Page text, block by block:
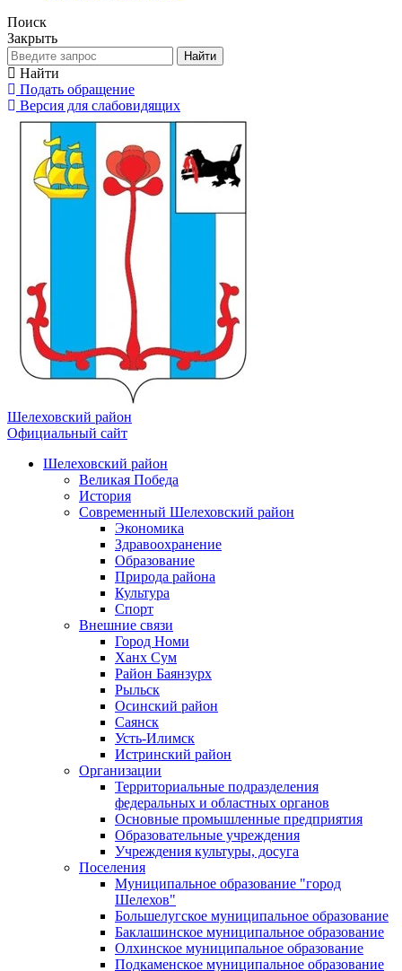
Поиск
Закрыть
Найти
Найти
Подать обращение
Версия для слабовидящих
Шелеховский район
Официальный сайт
Шелеховский район
Великая Победа
История
Современный Шелеховский район
Экономика
Здравоохранение
Образование
Природа района
Культура
Спорт
Внешние связи
Город Номи
Ханх Сум
Район Баянзурх
Рыльск
Осинский район
Саянск
Усть-Илимск
Истринский район
Организации
Территориальные подразделения
федеральных и областных органов
Основные промышленные предприятия
Образовательные учреждения
Учреждения культуры, досуга
Поселения
Муниципальное образование "город
Шелехов"
Большелугское муниципальное образование
Баклашинское муниципальное образование
Олхинское муниципальное образование
Подкаменское муниципальное образование